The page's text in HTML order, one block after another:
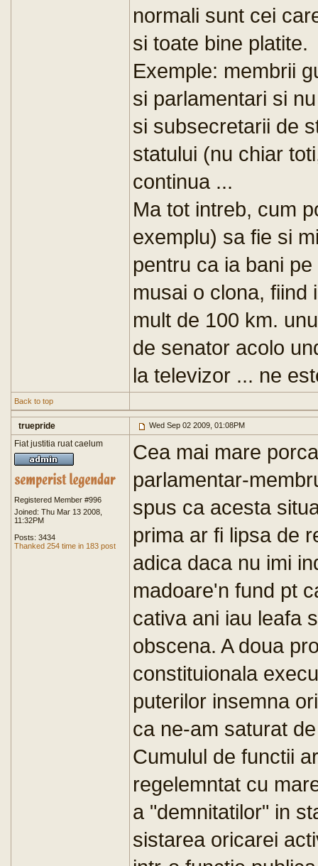
normali sunt cei
si toate bine platite.
Exemple: membrii
si parlamentari si
si subsecretarii de
statului (nu chiar
continua ...
Ma tot intreb, cum
exemplu) sa fie si
pentru ca ia bani
musai o clona, fiind
mult de 100 km.
de senator acolo
la televizor ... ne
Back to top
truepride Wed Sep 02 2009, 01:08PM
Fiat justitia ruat caelum
Registered Member #996
Joined: Thu Mar 13 2008,
11:32PM
Posts: 3434
Thanked 254 time in 183 post
Cea mai mare
parlamentar-
spus ca acesta
prima ar fi lipsa de
adica daca nu imi
madoare'n fund pt
cativa ani iau leafa
obscena. A doua
constituionala
puterilor insemna
ca ne-am saturat
Cumulul de functii
regelemntat cu
a "demnitatilor" in
sistarea oricarei